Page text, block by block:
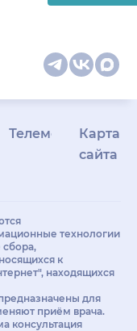
Телемедицина
Карта
сайта
технологии
к
находящихся
для
приём врача.
консультация